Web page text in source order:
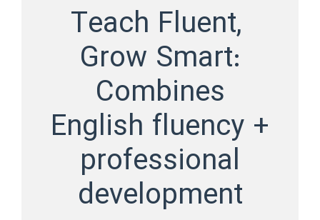
Teach Fluent,
Grow Smart:
Combines
English fluency +
professional
development